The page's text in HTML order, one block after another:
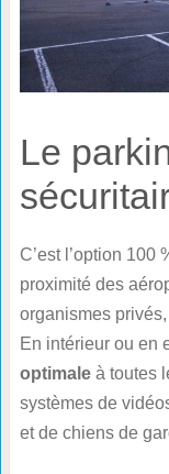
Le
C’est l’option 100
proximité des
organismes
En intérieur ou en
optimaleà toutes
systèmes de
et de chiens de